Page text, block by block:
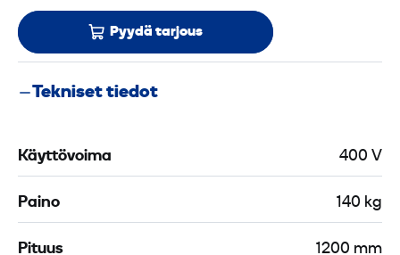
Pyydä tarjous
Tekniset tiedot
Käyttövoima 400 V
Paino 140 kg
Pituus 1200 mm